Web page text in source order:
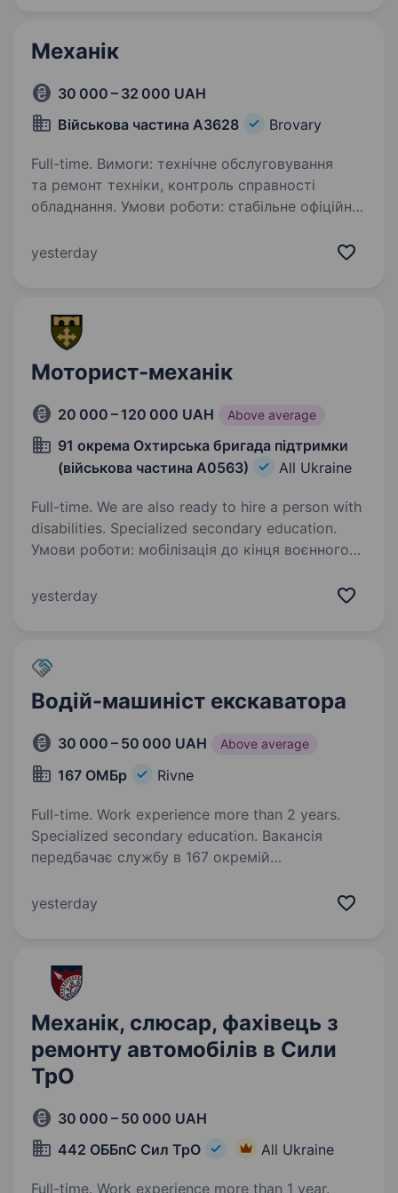
Механік
30 000 – 32 000 UAH
Військова частина А3628
Brovary
Full-time. Вимоги: технічне обслуговування
та ремонт техніки, контроль справності
обладнання. Умови роботи: стабільне офіційне
супровід від погодження документів до вступу
yesterday
Моторист-механік
20 000 – 120 000 UAH Above average
91 окрема Охтирська бригада підтримки
(військова частина А0563)
All Ukraine
Full-time. We are also ready to hire a person with
disabilities. Specialized secondary education.
Умови роботи: мобілізація до кінця воєнного
переведення чинних військовослужбовців
необхідності…
yesterday
Водій-машиніст екскаватора
30 000 – 50 000 UAH Above average
167 ОМБр Rivne
Full-time. Work experience more than 2 years.
Specialized secondary education. Вакансія
передбачає службу в 167 окремій
шукає відповідальних та самостійних фахівців.
yesterday
Механік, слюсар, фахівець з
ремонту автомобілів в Сили
ТрО
30 000 – 50 000 UAH
442 ОББпС Сил ТрО
All Ukraine
Full-time. Work experience more than 1 year.